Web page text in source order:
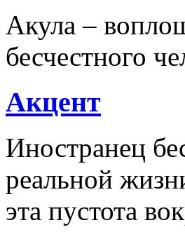
Акула –
бесчестного
Акцент
Иностранец
реальной
эта пустота